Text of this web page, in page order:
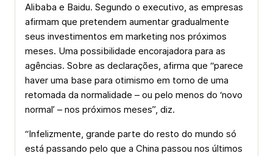
Alibaba e Baidu. Segundo o executivo, as empresas
afirmam que pretendem aumentar gradualmente
seus investimentos em marketing nos próximos
meses. Uma possibilidade encorajadora para as
agências. Sobre as declarações, afirma que “parece
haver uma base para otimismo em torno de uma
retomada da normalidade – ou pelo menos do ‘novo
normal’ – nos próximos meses”, diz.
“Infelizmente, grande parte do resto do mundo só
está passando pelo que a China passou nos últimos